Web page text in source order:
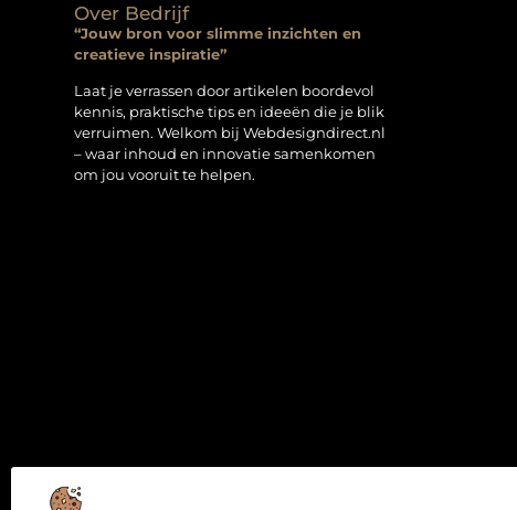
Over Bedrijf
“Jouw bron voor slimme inzichten en
creatieve inspiratie”
Laat je verrassen door artikelen boordevol
kennis, praktische tips en ideeën die je blik
verruimen. Welkom bij Webdesigndirect.nl
– waar inhoud en innovatie samenkomen
om jou vooruit te helpen.